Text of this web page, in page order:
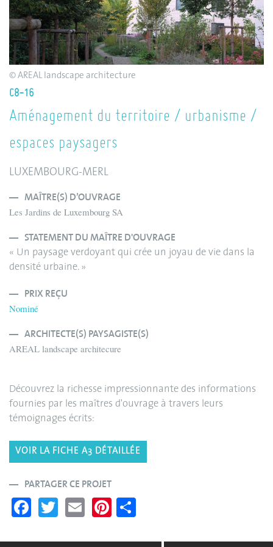
C8-16
Aménagement du territoire / urbanisme /
espaces paysagers
LUXEMBOURG-MERL
MAÎTRE(S) D’OUVRAGE
Les Jardins de Luxembourg SA
STATEMENT DU MAÎTRE D'OUVRAGE
« Un paysage verdoyant qui crée un joyau de vie dans la
densité urbaine. »
PRIX REÇU
Nominé
ARCHITECTE(S) PAYSAGISTE(S)
AREAL landscape architecure
Découvrez la richesse impressionnante des informations
fournies par les maîtres d'ouvrage à travers leurs
témoignages écrits:
VOIR LA FICHE A3 DÉTAILLÉE
PARTAGER CE PROJET
Fa
ce
T
wi
E
m
Pi
nt
© AREAL landscape architecture